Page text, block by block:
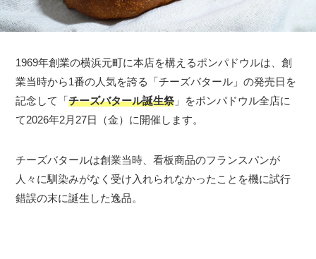
1969年創業の横浜元町に本店を構えるポンパドウルは、創
業当時から1番の人気を誇る「チーズバタール」の発売日を
記念して「チーズバタール誕生祭 」をポンパドウル全店に
て2026年2月27日（金）に開催します。
チーズバタールは創業当時、看板商品のフランスパンが
人々に馴染みがなく受け入れられなかったことを機に試行
錯誤の末に誕生した逸品。